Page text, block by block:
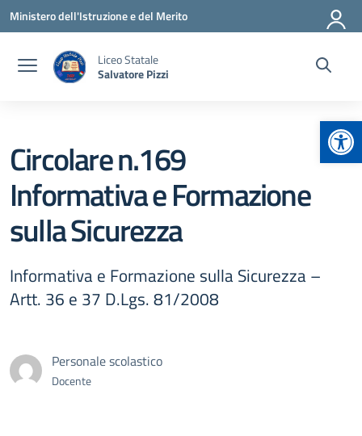
Vai ai contenuti
Vai al menu di navigazione
Vai al footer
Ministero dell'Istruzione e del Merito
Liceo Statale
Salvatore Pizzi
Circolare n.169
Informativa e Formazione
sulla Sicurezza
Informativa e Formazione sulla Sicurezza –
Artt. 36 e 37 D.Lgs. 81/2008
Personale scolastico
Docente